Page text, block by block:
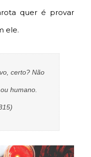
quer é provar
ele.
certo? Não
humano.